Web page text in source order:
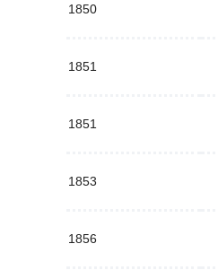
1850
1851
1851
1853
1856